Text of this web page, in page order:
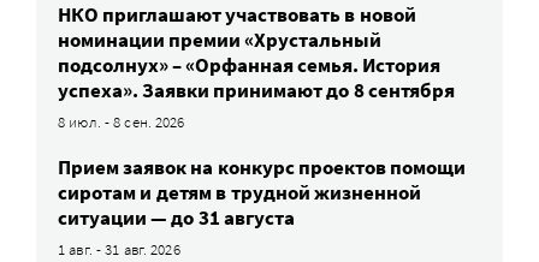
НКО приглашают участвовать в новой
номинации премии «Хрустальный
подсолнух» – «Орфанная семья. История
успеха». Заявки принимают до 8 сентября
8 июл. - 8 сен. 2026
Прием заявок на конкурс проектов помощи
сиротам и детям в трудной жизненной
ситуации — до 31 августа
1 авг. - 31 авг. 2026